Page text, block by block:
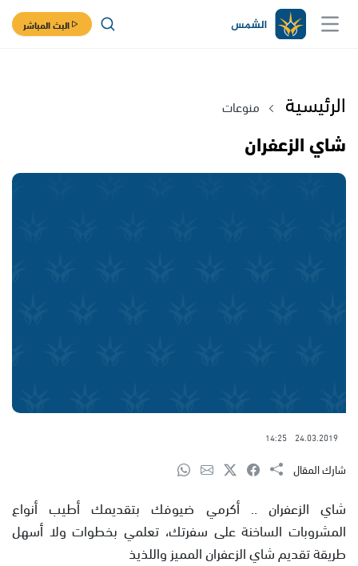
البث المباشر
الرئيسية منوعات
شاي الزعفران
24.03.2019
14:25
شارك المقال
شاي الزعفران .. أكرمي ضيوفك بتقديمك أطيب أنواع
المشروبات الساخنة على سفرتك، تعلمي بخطوات ولا أسهل
طريقة تقديم شاي الزعفران المميز واللذيذ